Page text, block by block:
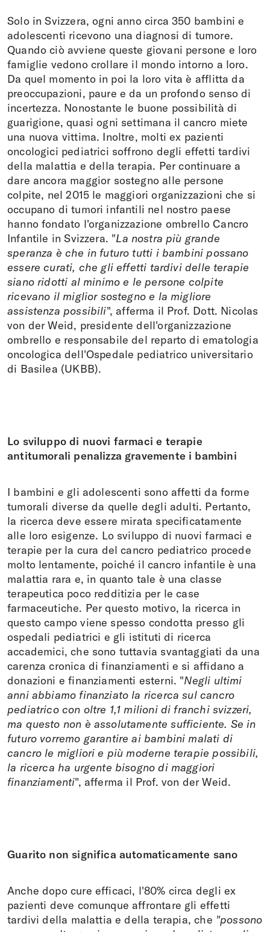
Solo in Svizzera, ogni anno circa 350 bambini e
adolescenti ricevono una diagnosi di tumore.
Quando ciò avviene queste giovani persone e loro
famiglie vedono crollare il mondo intorno a loro.
Da quel momento in poi la loro vita è afflitta da
preoccupazioni, paure e da un profondo senso di
incertezza. Nonostante le buone possibilità di
guarigione, quasi ogni settimana il cancro miete
una nuova vittima. Inoltre, molti ex pazienti
oncologici pediatrici soffrono degli effetti tardivi
della malattia e della terapia. Per continuare a
dare ancora maggior sostegno alle persone
colpite, nel 2015 le maggiori organizzazioni che si
occupano di tumori infantili nel nostro paese
hanno fondato l'organizzazione ombrello Cancro
Infantile in Svizzera. "La nostra più grande
speranza è che in futuro tutti i bambini possano
essere curati, che gli effetti tardivi delle terapie
siano ridotti al minimo e le persone colpite
ricevano il miglior sostegno e la migliore
assistenza possibili", afferma il Prof. Dott. Nicolas
von der Weid, presidente dell'organizzazione
ombrello e responsabile del reparto di ematologia
oncologica dell'Ospedale pediatrico universitario
di Basilea (UKBB).
Lo sviluppo di nuovi farmaci e terapie
antitumorali penalizza gravemente i bambini
I bambini e gli adolescenti sono affetti da forme
tumorali diverse da quelle degli adulti. Pertanto,
la ricerca deve essere mirata specificatamente
alle loro esigenze. Lo sviluppo di nuovi farmaci e
terapie per la cura del cancro pediatrico procede
molto lentamente, poiché il cancro infantile è una
malattia rara e, in quanto tale è una classe
terapeutica poco redditizia per le case
farmaceutiche. Per questo motivo, la ricerca in
questo campo viene spesso condotta presso gli
ospedali pediatrici e gli istituti di ricerca
accademici, che sono tuttavia svantaggiati da una
carenza cronica di finanziamenti e si affidano a
donazioni e finanziamenti esterni. "Negli ultimi
anni abbiamo finanziato la ricerca sul cancro
pediatrico con oltre 1,1 milioni di franchi svizzeri,
ma questo non è assolutamente sufficiente. Se in
futuro vorremo garantire ai bambini malati di
cancro le migliori e più moderne terapie possibili,
la ricerca ha urgente bisogno di maggiori
finanziamenti", afferma il Prof. von der Weid.
Guarito non significa automaticamente sano
Anche dopo cure efficaci, l'80% circa degli ex
pazienti deve comunque affrontare gli effetti
tardivi della malattia e della terapia, che "possono